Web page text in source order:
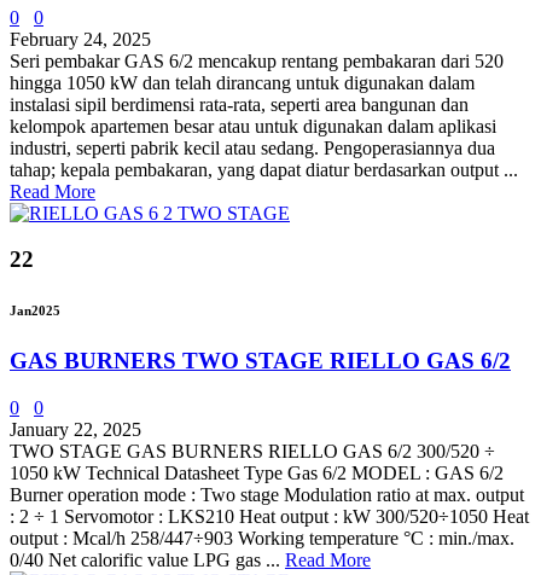
0
0
February 24, 2025
Seri pembakar GAS 6/2 mencakup rentang pembakaran dari 520
hingga 1050 kW dan telah dirancang untuk digunakan dalam
instalasi sipil berdimensi rata-rata, seperti area bangunan dan
kelompok apartemen besar atau untuk digunakan dalam aplikasi
industri, seperti pabrik kecil atau sedang. Pengoperasiannya dua
tahap; kepala pembakaran, yang dapat diatur berdasarkan output ...
Read More
22
Jan2025
GAS BURNERS TWO STAGE RIELLO GAS 6/2
0
0
January 22, 2025
TWO STAGE GAS BURNERS RIELLO GAS 6/2 300/520 ÷
1050 kW Technical Datasheet Type Gas 6/2 MODEL : GAS 6/2
Burner operation mode : Two stage Modulation ratio at max. output
: 2 ÷ 1 Servomotor : LKS210 Heat output : kW 300/520÷1050 Heat
output : Mcal/h 258/447÷903 Working temperature °C : min./max.
0/40 Net calorific value LPG gas ... Read More